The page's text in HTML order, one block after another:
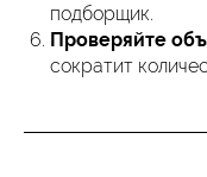
подборщик.
Проверяйте
сократит